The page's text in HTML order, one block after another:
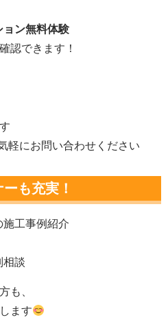
ョン無料体験
認できます！
軽にお問い合わせください
も充実！
工事例紹介
相談
も、
ます